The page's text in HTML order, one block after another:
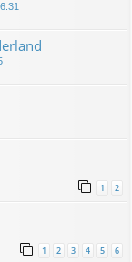
1 2
1 2 3 4 5 6